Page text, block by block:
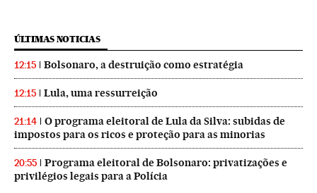
ÚLTIMAS NOTICIAS
12:15 Bolsonaro, a destruição como estratégia
12:15 Lula, uma ressurreição
21:14
O programa eleitoral de Lula da Silva: subidas de
impostos para os ricos e proteção para as minorias
20:55
Programa eleitoral de Bolsonaro: privatizações e
privilégios legais para a Polícia